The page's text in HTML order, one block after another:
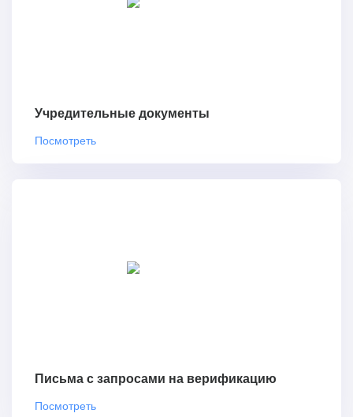
Учредительные документы
Посмотреть
Письма с запросами на верификацию
Посмотреть